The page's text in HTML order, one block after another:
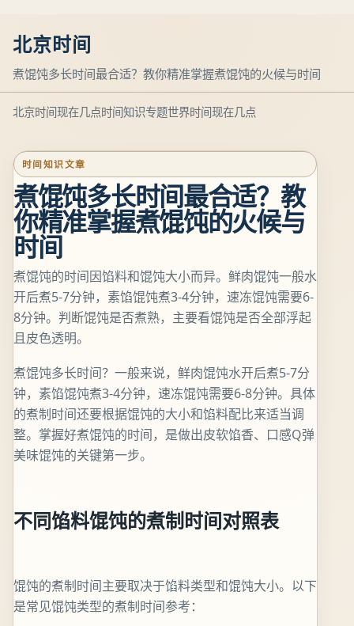
北京时间
煮馄饨多长时间最合适？教你精准掌握煮馄饨的火候与时间
北京时间现在几点时间知识专题世界时间现在几点
时间知识文章
煮馄饨多长时间最合适？教
你精准掌握煮馄饨的火候与
时间
煮馄饨的时间因馅料和馄饨大小而异。鲜肉馄饨一般水
开后煮5-7分钟，素馅馄饨煮3-4分钟，速冻馄饨需要6-
8分钟。判断馄饨是否煮熟，主要看馄饨是否全部浮起
且皮色透明。
煮馄饨多长时间？一般来说，鲜肉馄饨水开后煮5-7分
钟，素馅馄饨煮3-4分钟，速冻馄饨需要6-8分钟。具体
的煮制时间还要根据馄饨的大小和馅料配比来适当调
整。掌握好煮馄饨的时间，是做出皮软馅香、口感Q弹
美味馄饨的关键第一步。
不同馅料馄饨的煮制时间对照表
馄饨的煮制时间主要取决于馅料类型和馄饨大小。以下
是常见馄饨类型的煮制时间参考：